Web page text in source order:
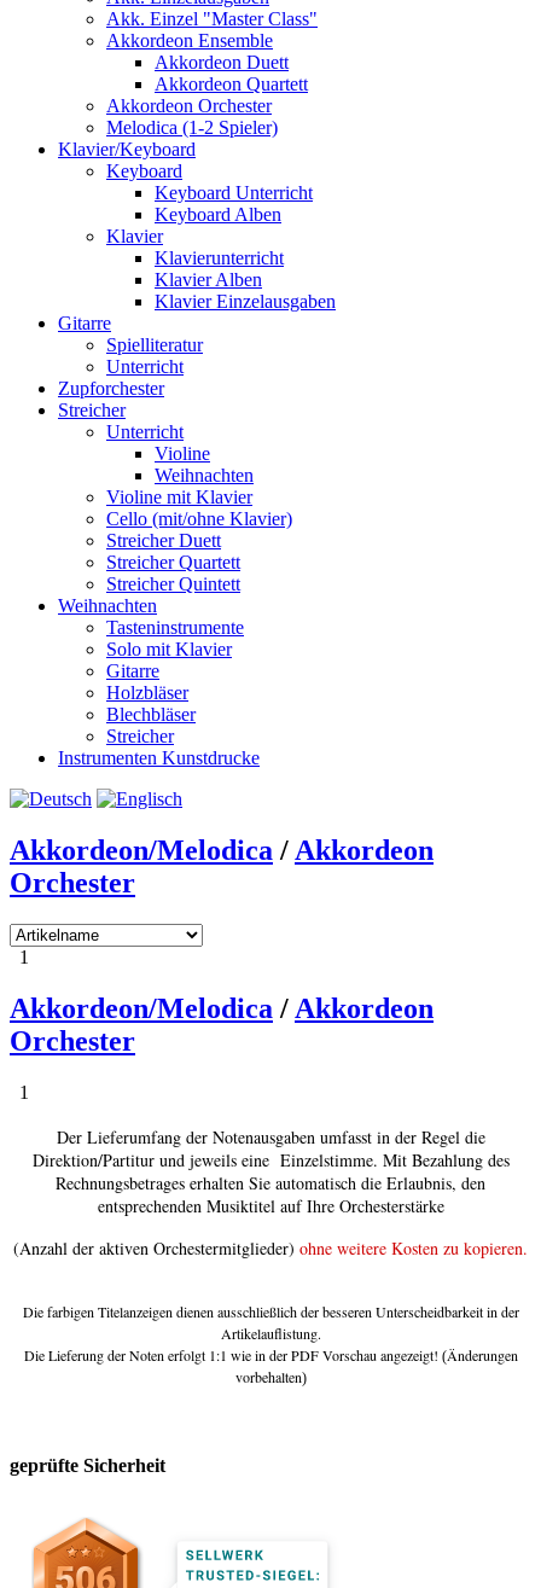
Akk. Einzel "Master Class"
Akkordeon Ensemble
Akkordeon Duett
Akkordeon Quartett
Akkordeon Orchester
Melodica (1-2 Spieler)
Klavier/Keyboard
Keyboard
Keyboard Unterricht
Keyboard Alben
Klavier
Klavierunterricht
Klavier Alben
Klavier Einzelausgaben
Gitarre
Spielliteratur
Unterricht
Zupforchester
Streicher
Unterricht
Violine
Weihnachten
Violine mit Klavier
Cello (mit/ohne Klavier)
Streicher Duett
Streicher Quartett
Streicher Quintett
Weihnachten
Tasteninstrumente
Solo mit Klavier
Gitarre
Holzbläser
Blechbläser
Streicher
Instrumenten Kunstdrucke
Akkordeon/Melodica / Akkordeon
Orchester
1
Akkordeon/Melodica / Akkordeon
Orchester
1
Der Lieferumfang der Notenausgaben umfasst in der Regel die
Direktion/Partitur und jeweils eine Einzelstimme. Mit Bezahlung des
Rechnungsbetrages erhalten Sie automatisch die Erlaubnis, den
entsprechenden Musiktitel auf Ihre Orchesterstärke
(Anzahl der aktiven Orchestermitglieder) ohne weitere Kosten zu kopieren.
Die farbigen Titelanzeigen dienen ausschließlich der besseren Unterscheidbarkeit in der
Artikelauflistung.
Die Lieferung der Noten erfolgt 1:1 wie in der PDF Vorschau angezeigt! (Änderungen
vorbehalten)
geprüfte Sicherheit